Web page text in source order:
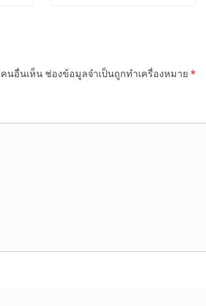
นอื่นเห็น ช่องข้อมูลจำเป็นถูกทำเครื่องหมาย *